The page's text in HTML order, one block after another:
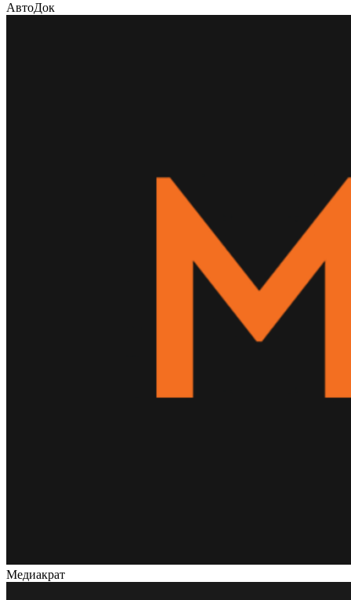
АвтоДок
Медиакрат